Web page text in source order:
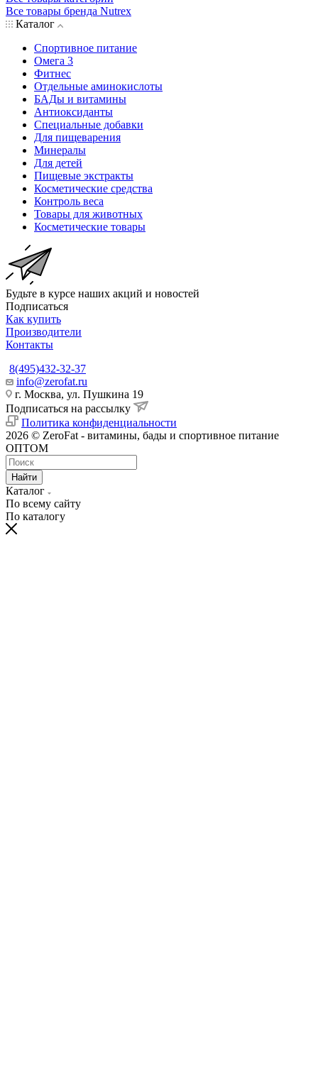
Все товары бренда Nutrex
Каталог
Спортивное питание
Омега 3
Фитнес
Отдельные аминокислоты
БАДы и витамины
Антиоксиданты
Специальные добавки
Для пищеварения
Минералы
Для детей
Пищевые экстракты
Косметические средства
Контроль веса
Товары для животных
Косметические товары
Будьте в курсе наших акций и новостей
Подписаться
Как купить
Производители
Контакты
8(495)432-32-37
info@zerofat.ru
г. Москва, ул. Пушкина 19
Подписаться на рассылку
Политика конфиденциальности
2026 © ZeroFat - витамины, бады и спортивное питание
ОПТОМ
Найти
Каталог
По всему сайту
По каталогу